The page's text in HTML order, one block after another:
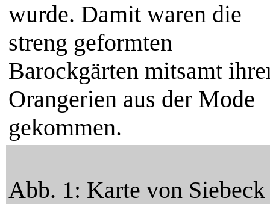
wurde. Damit waren die
streng geformten
Barockgärten mitsamt
Orangerien aus der Mode
gekommen.
Abb. 1: Karte von Siebeck